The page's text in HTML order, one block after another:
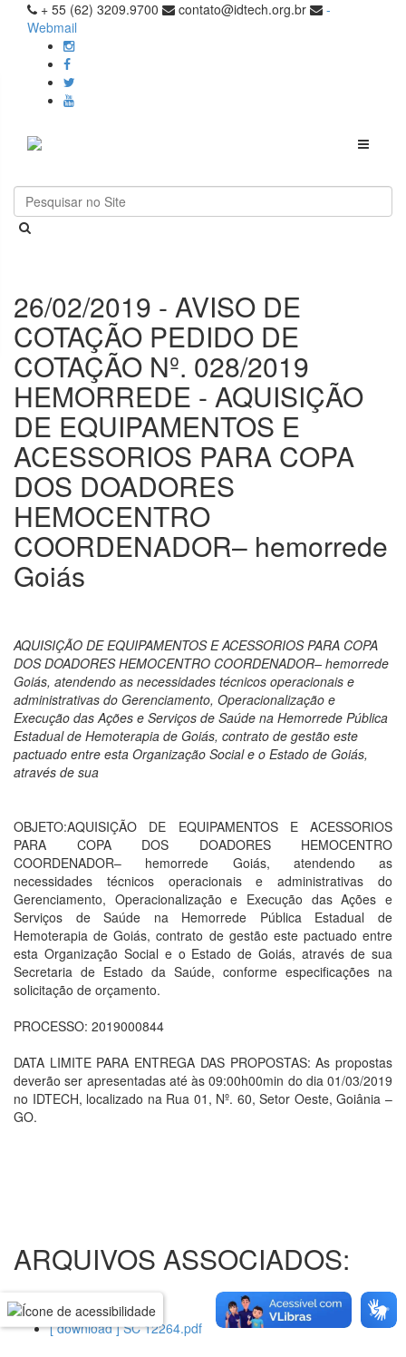
+ 55 (62) 3209.9700 contato@idtech.org.br
-
Webmail
Toggle
26/02/2019 - AVISO DE
COTAÇÃO PEDIDO DE
COTAÇÃO Nº. 028/2019
HEMORREDE - AQUISIÇÃO
DE EQUIPAMENTOS E
ACESSORIOS PARA COPA
DOS DOADORES
HEMOCENTRO
COORDENADOR– hemorrede
Goiás
AQUISIÇÃO DE EQUIPAMENTOS E ACESSORIOS PARA COPA
DOS DOADORES HEMOCENTRO COORDENADOR– hemorrede
Goiás, atendendo as necessidades técnicos operacionais e
administrativas do Gerenciamento, Operacionalização e
Execução das Ações e Serviços de Saúde na Hemorrede Pública
Estadual de Hemoterapia de Goiás, contrato de gestão este
pactuado entre esta Organização Social e o Estado de Goiás,
através de sua
OBJETO:AQUISIÇÃO DE EQUIPAMENTOS E ACESSORIOS
PARA COPA DOS DOADORES HEMOCENTRO
COORDENADOR– hemorrede Goiás, atendendo as
necessidades técnicos operacionais e administrativas do
Gerenciamento, Operacionalização e Execução das Ações e
Serviços de Saúde na Hemorrede Pública Estadual de
Hemoterapia de Goiás, contrato de gestão este pactuado entre
esta Organização Social e o Estado de Goiás, através de sua
Secretaria de Estado da Saúde, conforme especificações na
solicitação de orçamento.
PROCESSO: 2019000844
DATA LIMITE PARA ENTREGA DAS PROPOSTAS: As propostas
deverão ser apresentadas até às 09:00h00min do dia 01/03/2019
no IDTECH, localizado na Rua 01, Nº. 60, Setor Oeste, Goiânia –
GO.
ARQUIVOS ASSOCIADOS:
[ download ] SC 12264.pdf